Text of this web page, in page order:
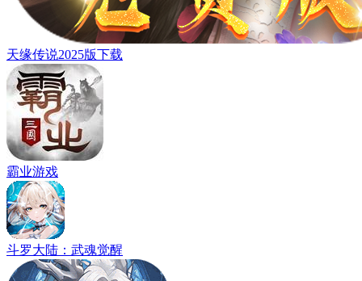
天缘传说2025版下载
霸业游戏
斗罗大陆：武魂觉醒